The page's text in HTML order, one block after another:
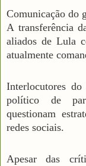
Comunicação do
A transferência
aliados de Lula
atualmente
Interlocutores
político de
questionam
redes sociais.
Apesar das